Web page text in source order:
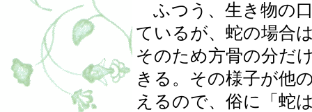
ふつう、生き物の
ているが、蛇の場合
そのため方骨の分だ
きる。その様子が他
えるので、俗に「蛇